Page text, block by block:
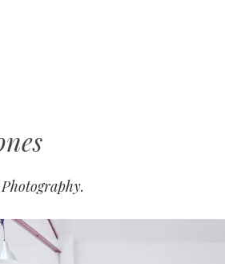
Photography.